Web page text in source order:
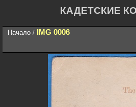
КАДЕТСКИЕ
Начало / IMG 0006